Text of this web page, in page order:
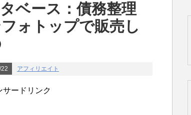
ベース：債務整理
ォトップで販売し
アフィリエイト
サードリンク